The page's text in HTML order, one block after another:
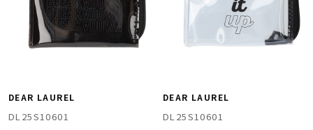
DEAR LAUREL
DL25S10601
DEAR LAUREL
DL25S10601